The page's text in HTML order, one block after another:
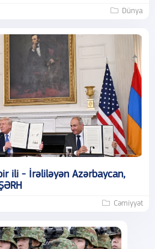
Dünya
ili - İrəliləyən Azərbaycan,
Cəmiyyət